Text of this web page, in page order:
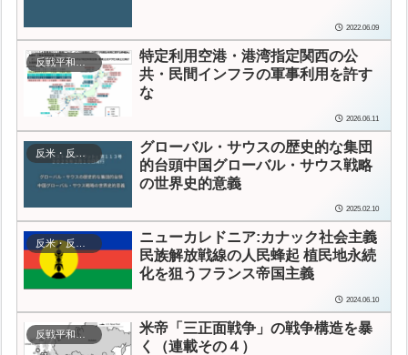
2022.06.09
反戦平和運動 特定利用空港・港湾指定関西の公
共・民間インフラの軍事利用を許す
な
2026.06.11
グローバル・サウスの歴史的な集団
的台頭中国グローバル・サウス戦略
の世界史的意義
2025.02.10
ニューカレドニア:カナック社会主義
民族解放戦線の人民蜂起 植民地永続
化を狙うフランス帝国主義
2024.06.10
反戦平和運動
米帝「三正面戦争」の戦争構造を暴
く（連載その４）